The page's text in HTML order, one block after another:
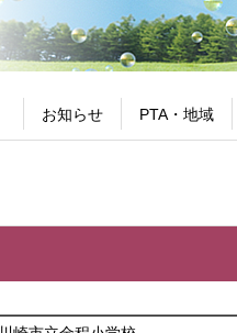
お知らせ PTA・地域